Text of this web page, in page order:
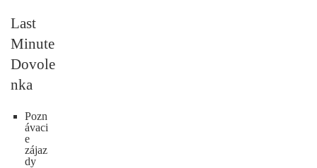
Last
Minute
Dovole
nka
Pozn
ávaci
e
zájaz
dy